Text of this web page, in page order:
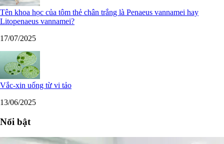
Tên khoa học của tôm thẻ chân trắng là Penaeus vannamei hay
Litopenaeus vannamei?
17/07/2025
Vắc-xin uống từ vi tảo
13/06/2025
Nổi bật